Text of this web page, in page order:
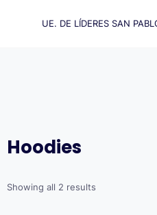
UE. DE LÍDERES SAN
Hoodies
Showing all 2 results